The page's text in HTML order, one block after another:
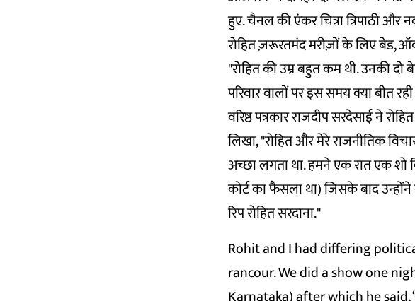
हुए. चैनल की एंकर चित्रा त्रिपाठी
रोहित ज़रूरतमंद मरीज़ों के लिए बेड,
"रोहित की उम्र बहुत कम थी. उनकी
परिवार वालों पर इस समय क्या बीत रही
वरिष्ठ पत्रकार राजदीप सरदेसाई ने
लिखा, "रोहित और मेरे राजनीतिक
अच्छा लगता था. हमने एक रात एक शो
कोर्ट का फैसला था) जिसके बाद
रिप रोहित सरदाना."
Rohit and I had differing
rancour. We did a show one